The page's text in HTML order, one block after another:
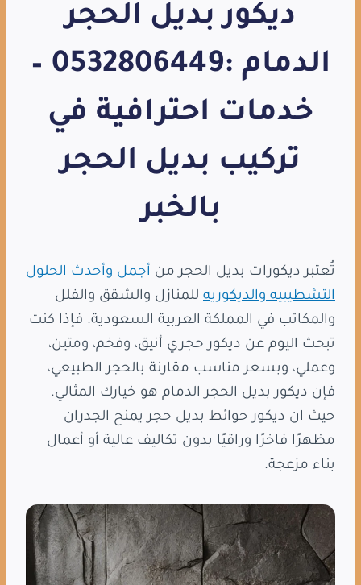
ديكور بديل الحجر
الدمام :0532806449 –
خدمات احترافية في
تركيب بديل الحجر
بالخبر
تُعتبر ديكورات بديل الحجر من أجمل وأحدث الحلول
التشطيبيه والديكوريه للمنازل والشقق والفلل
والمكاتب في المملكة العربية السعودية. فإذا كنت
تبحث اليوم عن ديكور حجري أنيق، وفخم، ومتين،
وعملي، وبسعر مناسب مقارنة بالحجر الطبيعي،
فإن ديكور بديل الحجر الدمام هو خيارك المثالي.
حيث ان ديكور حوائط بديل حجر يمنح الجدران
مظهرًا فاخرًا وراقيًا بدون تكاليف عالية أو أعمال
بناء مزعجة.